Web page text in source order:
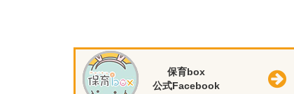
保育box
公式Facebook